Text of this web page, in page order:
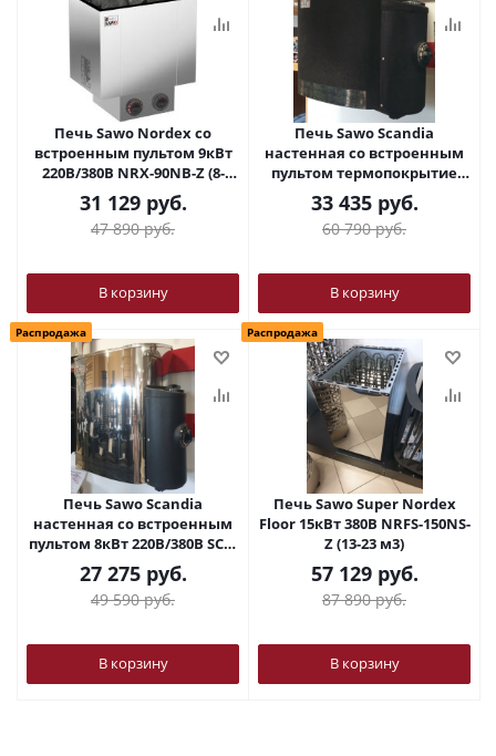
Печь Sawo Nordex со
встроенным пультом 9кВт
220В/380В NRX-90NB-Z (8-
14м3)
31 129руб.
47 890руб.
В корзину
Печь Sawo Scandia
настенная со встроенным
пультом термопокрытие
цвет черный 6кВт 220В/380В
SCA-60NB-P-F (8-14м3)
33 435руб.
60 790руб.
В корзину
Распродажа
Печь Sawo Scandia
настенная со встроенным
пультом 8кВт 220В/380В SCA-
80NB-Z (7-13 м3)
27 275руб.
49 590руб.
В корзину
Распродажа
Печь Sawo Super Nordex
Floor 15кВт 380В NRFS-150NS-
Z (13-23 м3)
57 129руб.
87 890руб.
В корзину